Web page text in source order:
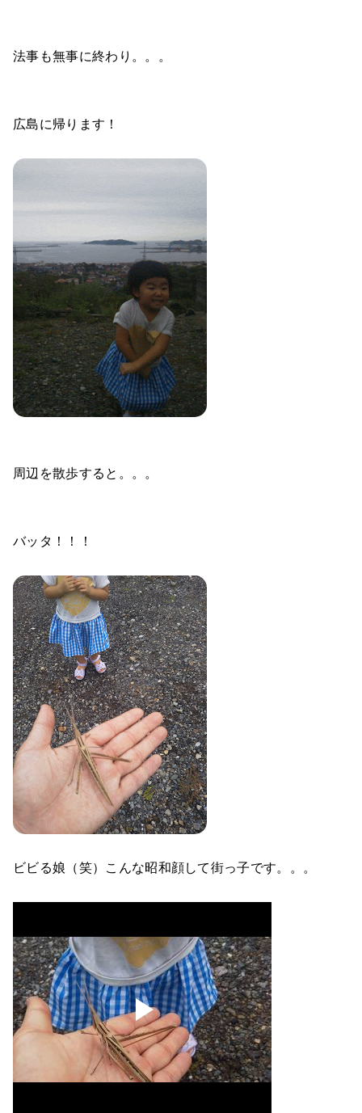
法事も無事に終わり。。。
広島に帰ります！
周辺を散歩すると。。。
バッタ！！！
ビビる娘（笑）こんな昭和顔して街っ子です。。。